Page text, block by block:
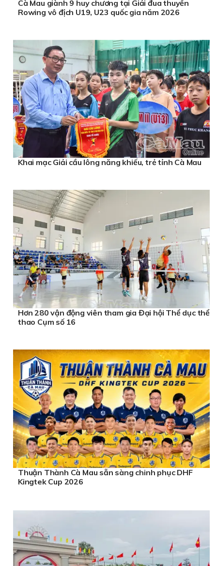
Cà Mau giành 9 huy chương tại Giải đua thuyền
Rowing vô địch U19, U23 quốc gia năm 2026
Khai mạc Giải cầu lông năng khiếu, trẻ tỉnh Cà Mau
Hơn 280 vận động viên tham gia Đại hội Thể dục thể
thao Cụm số 16
Thuận Thành Cà Mau sẵn sàng chinh phục DHF
Kingtek Cup 2026